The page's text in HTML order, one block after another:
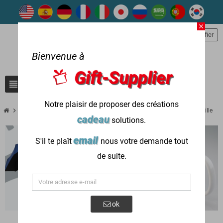
view_headline
S'identifier
chevron_right Articles-cadeaux utilisés dans chevron_right Magasiner par destinataire Famille
close
Bienvenue à
Gift-Supplier
Notre plaisir de proposer des créations
cadeausolutions.
S'il te plaîtemail nous votre demande tout
de suite.
ok